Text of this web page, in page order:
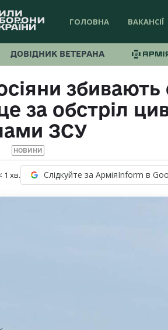
ГОЛОВНА ВАКАНСІЇ
ДОВІДНИК ВЕТЕРАНА
збивають
за обстріл
ЗСУ
НОВИНИ
1 хв. Слідкуйте за АрміяInform в